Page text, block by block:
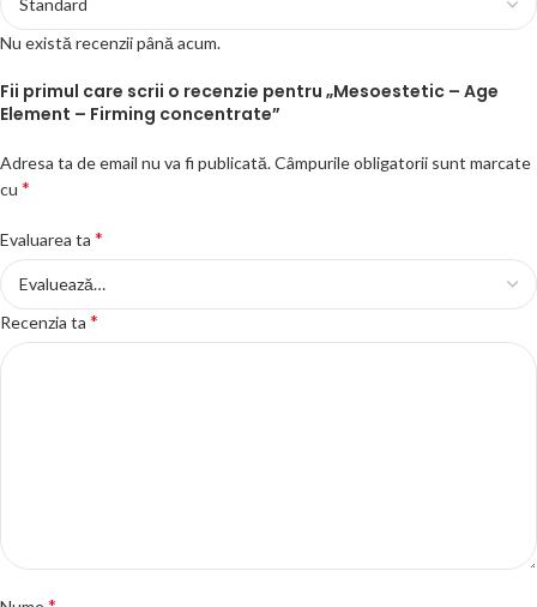
Nu există recenzii până acum.
Fii primul care scrii o recenzie pentru „Mesoestetic – Age
Element – Firming concentrate”
Adresa ta de email nu va fi publicată.Câmpurile obligatorii sunt marcate
cu *
Evaluarea ta *
Recenzia ta *